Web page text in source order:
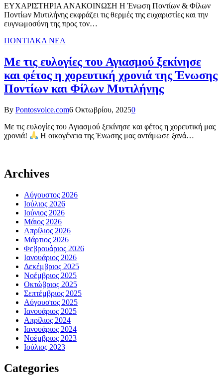
ΕΥΧΑΡΙΣΤΗΡΙΑ ΑΝΑΚΟΙΝΩΣΗ Η Ένωση Ποντίων & Φίλων
Ποντίων Μυτιλήνης εκφράζει τις θερμές της ευχαριστίες και την
ευγνωμοσύνη της προς τον…
ΠΟΝΤΙΑΚΑ ΝΕΑ
Με τις ευλογίες του Αγιασμού ξεκίνησε
και φέτος η χορευτική χρονιά της Ένωσης
Ποντίων και Φίλων Μυτιλήνης
By Pontosvoice.com6 Οκτωβρίου, 20250
Με τις ευλογίες του Αγιασμού ξεκίνησε και φέτος η χορευτική μας
χρονιά!
Η οικογένεια της Ένωσης μας αντάμωσε ξανά…
Archives
Αύγουστος 2026
Ιούλιος 2026
Ιούνιος 2026
Μάιος 2026
Απρίλιος 2026
Μάρτιος 2026
Φεβρουάριος 2026
Ιανουάριος 2026
Δεκέμβριος 2025
Νοέμβριος 2025
Οκτώβριος 2025
Σεπτέμβριος 2025
Αύγουστος 2025
Ιανουάριος 2025
Απρίλιος 2024
Ιανουάριος 2024
Νοέμβριος 2023
Ιούλιος 2023
Categories